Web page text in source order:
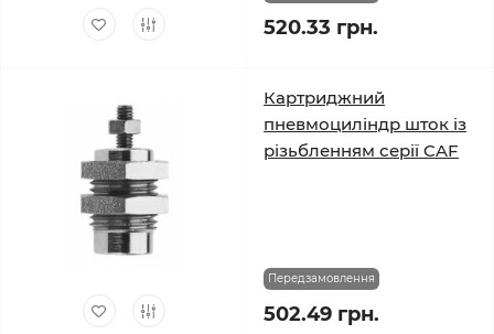
520.33 грн.
Картриджний
пневмоциліндр шток із
різьбленням серії CAF
Передзамовлення
502.49 грн.